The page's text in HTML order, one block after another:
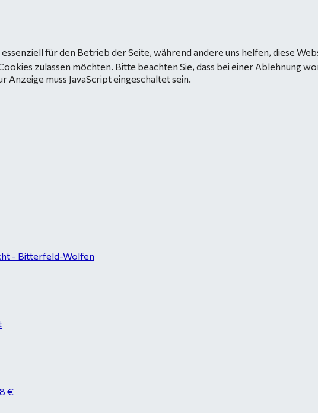
muss JavaScript eingeschaltet sein.
- Bitterfeld-Wolfen
€
für den Betrieb der Seite, während andere uns helfen, diese
zulassen möchten. Bitte beachten Sie, dass bei einer Ablehnung